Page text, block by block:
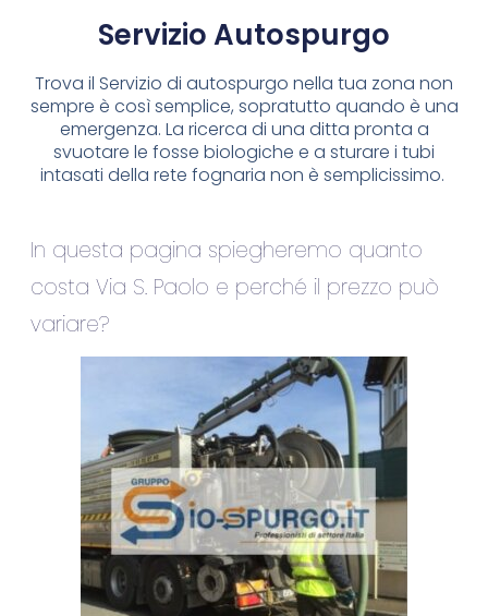
Servizio Autospurgo
Trova il Servizio di autospurgo nella tua zona non
sempre è così semplice, sopratutto quando è una
emergenza. La ricerca di una ditta pronta a
svuotare le fosse biologiche e a sturare i tubi
intasati della rete fognaria non è semplicissimo.
In questa pagina spiegheremo quanto
costa Via S. Paolo e perché il prezzo può
variare?